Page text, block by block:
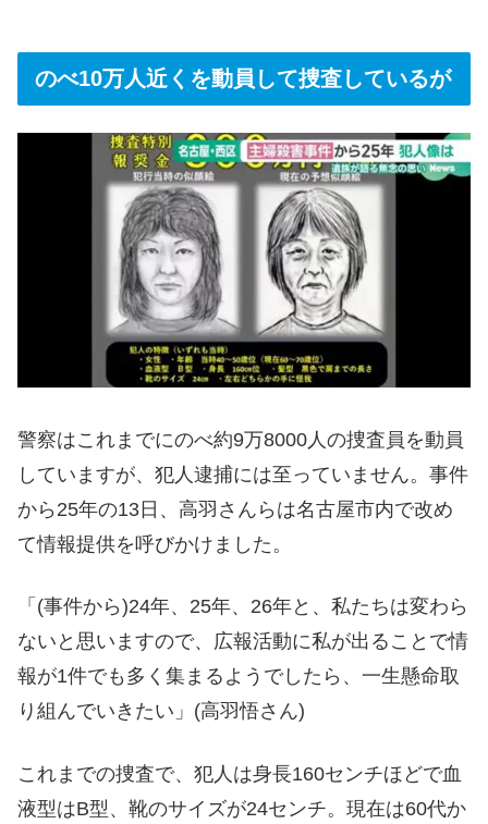
のべ10万人近くを動員して捜査しているが
警察はこれまでにのべ約9万8000人の捜査員を動員
していますが、犯人逮捕には至っていません。事件
から25年の13日、高羽さんらは名古屋市内で改め
て情報提供を呼びかけました。
「(事件から)24年、25年、26年と、私たちは変わら
ないと思いますので、広報活動に私が出ることで情
報が1件でも多く集まるようでしたら、一生懸命取
り組んでいきたい」(高羽悟さん)
これまでの捜査で、犯人は身長160センチほどで血
液型はB型、靴のサイズが24センチ。現在は60代か